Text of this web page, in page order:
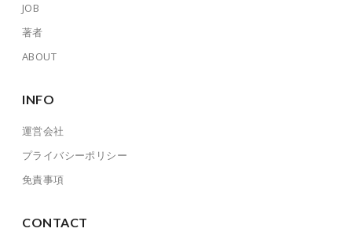
JOB
著者
ABOUT
INFO
運営会社
プライバシーポリシー
免責事項
CONTACT